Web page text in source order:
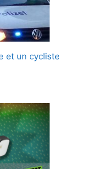
et un cycliste